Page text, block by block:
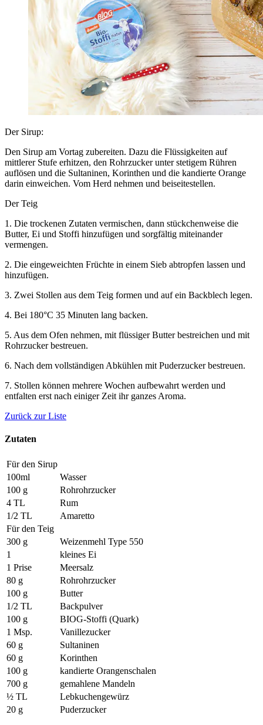
Der Sirup:
Den Sirup am Vortag zubereiten. Dazu die Flüssigkeiten auf
mittlerer Stufe erhitzen, den Rohrzucker unter stetigem Rühren
auflösen und die Sultaninen, Korinthen und die kandierte Orange
darin einweichen. Vom Herd nehmen und beiseitestellen.
Der Teig
1. Die trockenen Zutaten vermischen, dann stückchenweise die
Butter, Ei und Stoffi hinzufügen und sorgfältig miteinander
vermengen.
2. Die eingeweichten Früchte in einem Sieb abtropfen lassen und
hinzufügen.
3. Zwei Stollen aus dem Teig formen und auf ein Backblech legen.
4. Bei 180°C 35 Minuten lang backen.
5. Aus dem Ofen nehmen, mit flüssiger Butter bestreichen und mit
Rohrzucker bestreuen.
6. Nach dem vollständigen Abkühlen mit Puderzucker bestreuen.
7. Stollen können mehrere Wochen aufbewahrt werden und
entfalten erst nach einiger Zeit ihr ganzes Aroma.
Zurück zur Liste
Zutaten
Für den Sirup
100ml
Wasser
100 g
Rohrohrzucker
4 TL
Rum
1/2 TL
Amaretto
Für den Teig
300 g
Weizenmehl Type 550
1
kleines Ei
1 Prise
Meersalz
80 g
Rohrohrzucker
100 g
Butter
1/2 TL
Backpulver
100 g
BIOG-Stoffi (Quark)
1 Msp.
Vanillezucker
60 g
Sultaninen
60 g
Korinthen
100 g
kandierte Orangenschalen
700 g
gemahlene Mandeln
½ TL
Lebkuchengewürz
20 g
Puderzucker